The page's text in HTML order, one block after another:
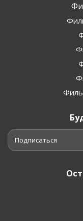
Подписаться